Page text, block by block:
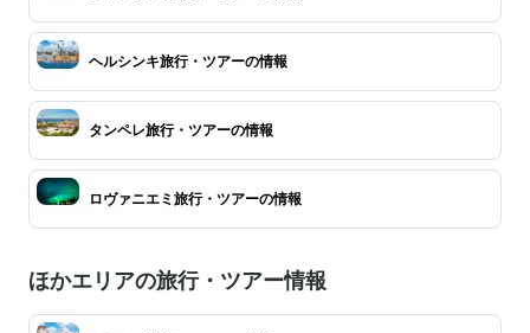
ヘルシンキ旅行・ツアーの情報
タンペレ旅行・ツアーの情報
ロヴァニエミ旅行・ツアーの情報
ほかエリアの旅行・ツアー情報